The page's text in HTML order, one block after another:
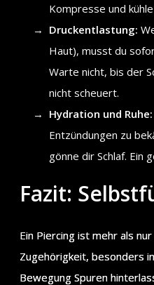
Kompresse und
Druckentlastung:
Haut), musst du
Warte nicht, bis der
nicht scheuert.
Hydration und Ruhe:
Entzündungen zu
gönne dir Schlaf.
Fazit:
Ein Piercing ist mehr als
Zugehörigkeit, besonders
Bewegung Spuren